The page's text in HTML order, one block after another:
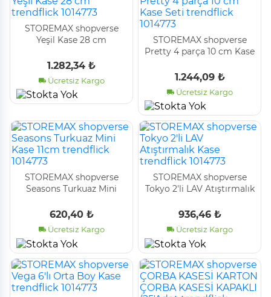
STOREMAX shopverse
Yeşil Kase 28 cm
1.282,34 ₺
Ücretsiz Kargo
STOREMAX shopverse
Pretty 4 parça 10 cm Kase
1.244,09 ₺
Ücretsiz Kargo
STOREMAX shopverse
Seasons Turkuaz Mini
1014773
620,40 ₺
Ücretsiz Kargo
STOREMAX shopverse
Tokyo 2'li LAV Atıştırmalık
936,46 ₺
Ücretsiz Kargo